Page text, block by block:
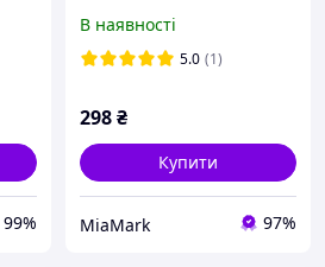
99%
В наявності
5.0 (1)
298₴
Купити
MiaMark 97%